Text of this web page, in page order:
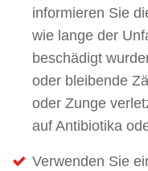
informieren Sie
wie lange der
beschädigt
oder bleibende
oder Zunge
auf Antibiotika
Verwenden Sie